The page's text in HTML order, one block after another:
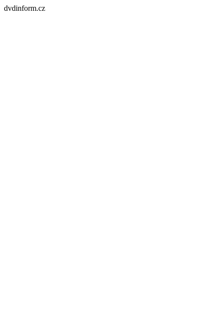
dvdinform.cz